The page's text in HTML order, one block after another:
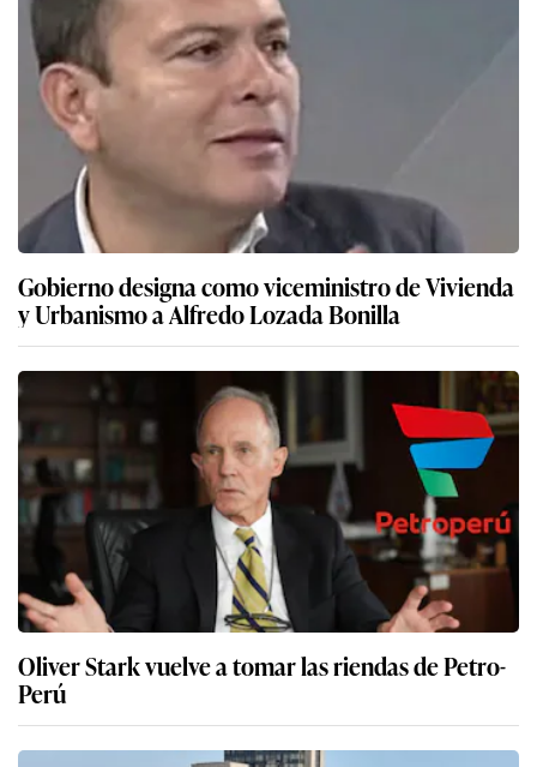
Gobierno designa como viceministro de Vivienda
y Urbanismo a Alfredo Lozada Bonilla
Oliver Stark vuelve a tomar las riendas de Petro-
Perú